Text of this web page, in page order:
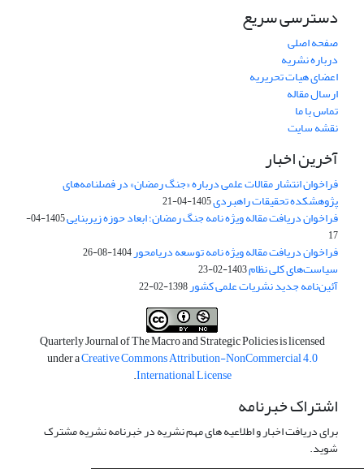
دسترسی سریع
صفحه اصلی
درباره نشریه
اعضای هیات تحریریه
ارسال مقاله
تماس با ما
نقشه سایت
آخرین اخبار
فراخوان انتشار مقالات علمی درباره «جنگ رمضان» در فصلنامه‌های
پژوهشکده تحقیقات راهبردی1405-04-21
فراخوان دریافت مقاله ویژه نامه جنگ رمضان؛ ابعاد حوزه زیربنایی
1405-04-
17
فراخوان دریافت مقاله ویژه نامه توسعه دریامحور1404-08-26
سیاست‌های کلی نظام1403-02-23
آئین‌نامه جدید نشریات علمی کشور1398-02-22
Quarterly Journal of The Macro and Strategic Policies is licensed
under aCreative Commons Attribution-NonCommercial 4.0
International License
.
اشتراک خبرنامه
برای دریافت اخبار و اطلاعیه های مهم نشریه در خبرنامه نشریه مشترک
شوید.